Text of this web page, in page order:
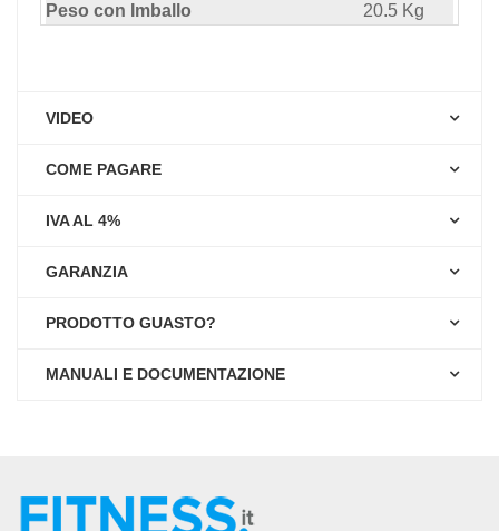
Peso con Imballo
20.5 Kg
VIDEO
COME PAGARE
IVA AL 4%
GARANZIA
PRODOTTO GUASTO?
MANUALI E DOCUMENTAZIONE